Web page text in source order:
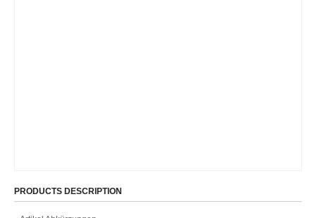
PRODUCTS DESCRIPTION